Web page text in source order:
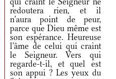
redoutera rien, et il
n'aura point de peur,
parce que Dieu même est
son espérance. Heureuse
l'âme de celui qui craint
le Seigneur. Vers qui
regarde-t-il, et quel est
son appui ? Les yeux du